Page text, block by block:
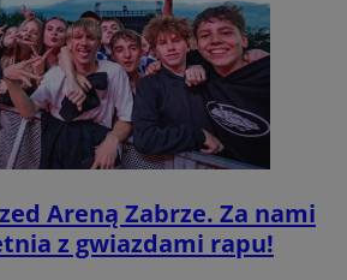
Areną Zabrze. Za nami
z gwiazdami rapu!